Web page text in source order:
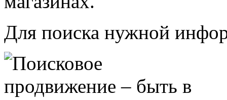
Для поиска нужной